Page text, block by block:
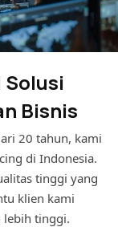
Bisnis
20 tahun, kami
di Indonesia.
tinggi yang
klien kami
lebih tinggi.